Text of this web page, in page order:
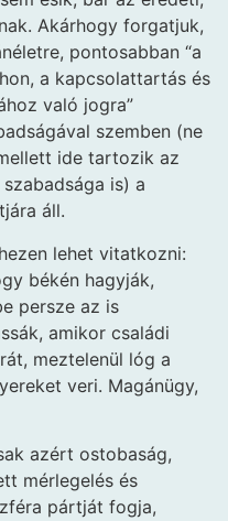
Akárhogy forgatjuk,
pontosabban “a
a kapcsolattartás és
való jogra”
szemben (ne
ide tartozik az
is) a
áll.
lehet vitatkozni:
békén hagyják,
persze az is
amikor családi
meztelenül lóg a
veri. Magánügy,
azért ostobaság,
mérlegelés és
pártját fogja,